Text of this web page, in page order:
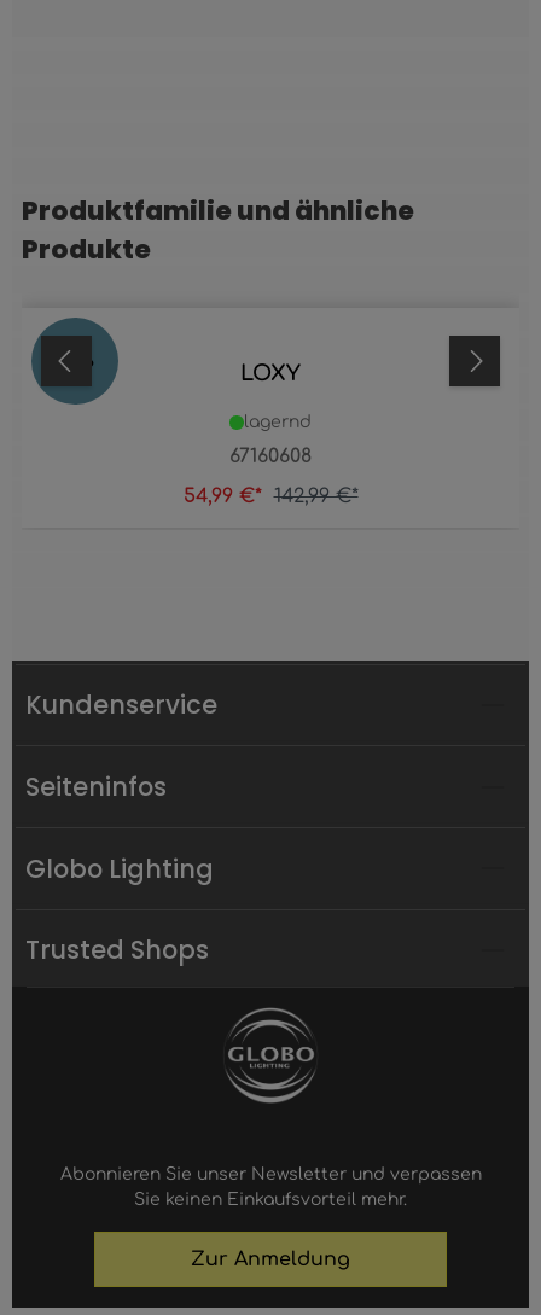
Produktgalerie überspringen
Produktfamilie und ähnliche
Produkte
62 % LOXY
67160608
lagernd
54,99 €* 142,99 €*
Kundenservice
Seiteninfos
Globo Lighting
Trusted Shops
Abonnieren Sie unser Newsletter und verpassen
Sie keinen Einkaufsvorteil mehr.
Zur Anmeldung